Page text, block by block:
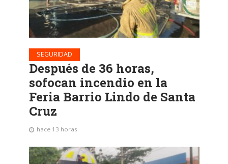
SEGURIDAD
Después de 36 horas,
sofocan incendio en la
Feria Barrio Lindo de Santa
Cruz
hace 13 horas